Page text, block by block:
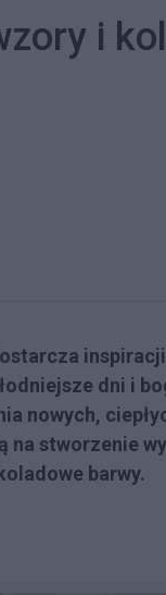
i
dni i
nowych,
stworzenie
barwy.